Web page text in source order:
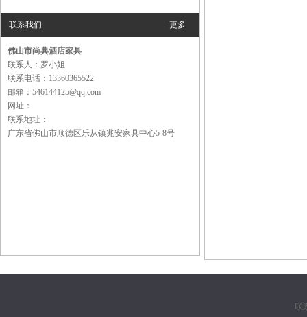
更多
联系我们
佛山市尚典酒店家具
联系人：罗小姐
联系电话：13360365522
邮箱：546144125@qq.com
网址：
联系地址：
广东省佛山市顺德区乐从镇兆安家具中心5-8号
联